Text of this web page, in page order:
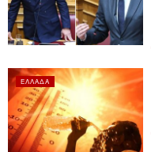
ΕΛΛΆΔΑ